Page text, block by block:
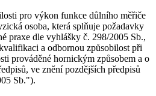
pro výkon funkce důlního měřiče
osoba, která splňuje požadavky
praxe dle vyhlášky č. 298/2005 Sb.,
a odbornou způsobilost při
prováděné hornickým způsobem a o
ve znění pozdějších předpisů
Sb.").